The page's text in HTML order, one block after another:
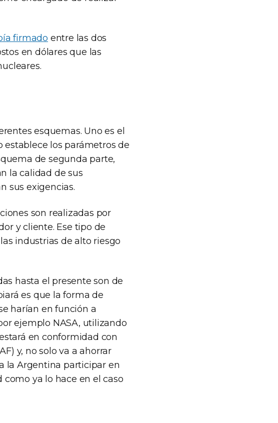
firmado entre las dos
en dólares que las
esquemas. Uno es el
los parámetros de
de segunda parte,
la calidad de sus
sus exigencias.
son realizadas por
y cliente. Ese tipo de
industrias de alto riesgo
hasta el presente son de
es que la forma de
harían en función a
ejemplo NASA, utilizando
en conformidad con
y, no solo va a ahorrar
la Argentina participar en
ya lo hace en el caso